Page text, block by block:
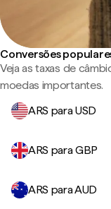
Conversões
Veja as taxas de
moedas importantes.
ARS para USD
ARS para GBP
ARS para AUD